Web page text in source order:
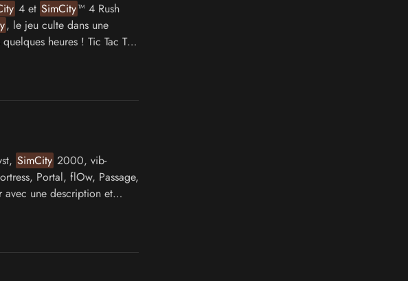
4 et SimCity™ 4 Rush
, le jeu culte dans une
heures ! Tic Tac Tic
SimCity 2000, vib-
Portal, flOw, Passage,
une description et